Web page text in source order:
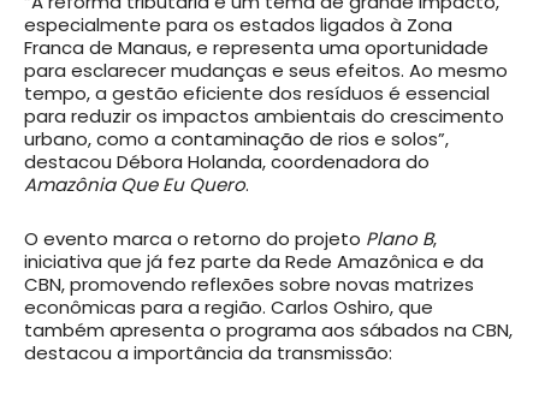
especialmente para os estados ligados à Zona
Franca de Manaus, e representa uma oportunidade
para esclarecer mudanças e seus efeitos. Ao mesmo
tempo, a gestão eficiente dos resíduos é essencial
para reduzir os impactos ambientais do crescimento
urbano, como a contaminação de rios e solos”,
destacou Débora Holanda, coordenadora do
Amazônia Que Eu Quero.
O evento marca o retorno do projeto Plano B,
iniciativa que já fez parte da Rede Amazônica e da
CBN, promovendo reflexões sobre novas matrizes
econômicas para a região. Carlos Oshiro, que
também apresenta o programa aos sábados na CBN,
destacou a importância da transmissão: